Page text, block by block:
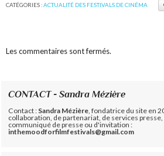
CATÉGORIES :ACTUALITÉ DES FESTIVALS DE CINÉMA
Les commentaires sont fermés.
CONTACT - Sandra Mézière
Contact : Sandra Mézière , fondatrice du site en
collaboration, de partenariat, de services
communiqué de presse ou d'invitation :
inthemoodforfilmfestivals@gmail.com